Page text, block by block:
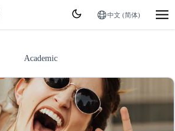
中文 (简体)
Academic